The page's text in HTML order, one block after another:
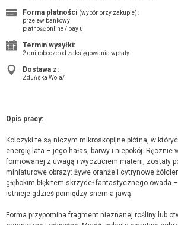
Forma płatności (wybór przy zakupie):
przelew bankowy
płatność online / pay u
Termin wysyłki:
2 dni robocze od zaksięgowania wpłaty
Dostawa z:
Zduńska Wola/
Opis pracy:
Kolczyki te są niczym mikroskopijne płótna, w
energię lata – jego hałas, barwy i niepokój. Ręcznie
formowanej z uwagą i wyczuciem materii, zostały
miniaturowe obrazy: żywe oranże i cytrynowe
głębokim błękitem skrzydeł fantastycznego owada
istnieje gdzieś pomiędzy snem a jawą.
Forma przypomina fragment nieznanej rośliny lub